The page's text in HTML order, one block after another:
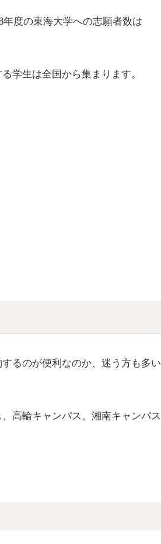
度の東海大学への志願者数は
学生は全国から集まります。
るのが便利なのか、迷う方も多い
高輪キャンパス、湘南キャンパス